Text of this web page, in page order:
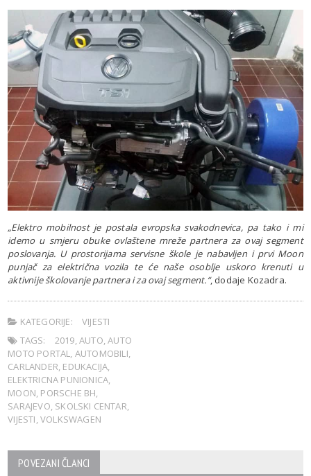
„Elektro mobilnost je postala evropska svakodnevica, pa tako i mi
idemo u smjeru obuke ovlaštene mreže partnera za ovaj segment
poslovanja. U prostorijama servisne škole je nabavljen i prvi Moon
punjač za električna vozila te će naše osoblje uskoro krenuti u
aktivnije školovanje partnera i za ovaj segment.“, dodaje Kozadra.
KATEGORIJE:
VIJESTI
TAGS:
2019,AUTO,AUTO
MOTO PORTAL, AUTOMOBILI,
CARLANDER, EDUKACIJA,
ELEKTRICNA PUNIONICA,
MOON, PORSCHE BH,
SARAJEVO, SKOLSKI CENTAR,
VIJESTI,VOLKSWAGEN
POVEZANI ČLANCI